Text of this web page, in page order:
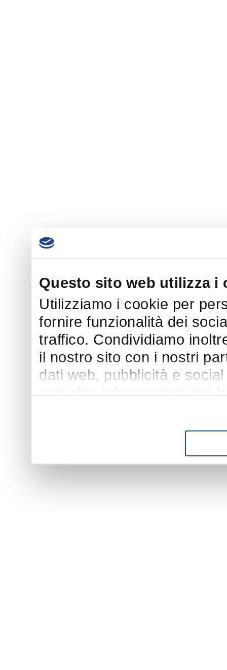
Questo sito web utilizza i
Utilizziamo i cookie per
fornire funzionalità dei
traffico. Condividiamo
il nostro sito con i nostri
dati web, pubblicità e